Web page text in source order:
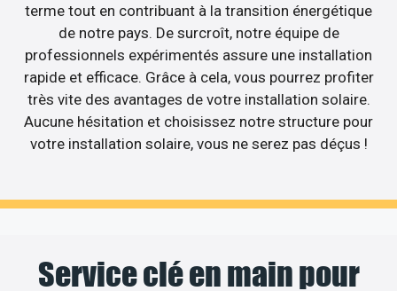
terme tout en contribuant à la transition énergétique
de notre pays. De surcroît, notre équipe de
professionnels expérimentés assure une installation
rapide et efficace. Grâce à cela, vous pourrez profiter
très vite des avantages de votre installation solaire.
Aucune hésitation et choisissez notre structure pour
votre installation solaire, vous ne serez pas déçus !
Service clé en main pour